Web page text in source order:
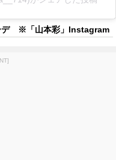
デ ※「山本彩」Instagram